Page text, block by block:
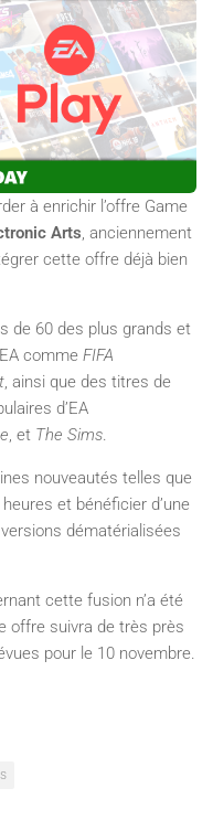
à enrichir l’offre Game
Arts , anciennement
cette offre déjà bien
de 60 des plus grands et
comme FIFA
, ainsi que des titres de
d’EA
, et The Sims
nouveautés telles que
et bénéficier d’une
dématérialisées
cette fusion n’a été
offre suivra de très près
pour le 10 novembre.